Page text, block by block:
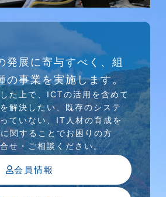
ン研究会、WEB/SNS研究会を
発展に寄与すべく、組
の事業を実施します。
た上で、ICTの活⽤を含めて
解決したい、既存のシステ
ていない、IT⼈材の育成を
関することでお困りの⽅
せ・ご相談ください。
会員情報